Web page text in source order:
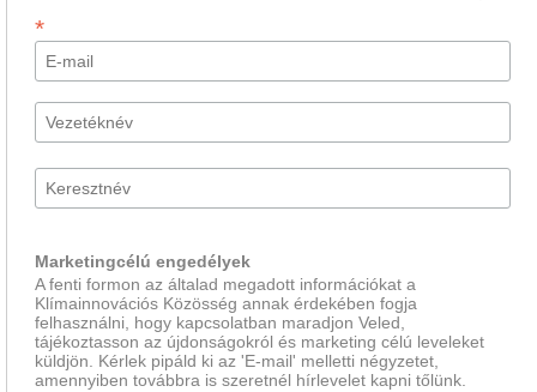
*
Marketingcélú engedélyek
A fenti formon az általad megadott információkat a
Klímainnovációs Közösség annak érdekében fogja
felhasználni, hogy kapcsolatban maradjon Veled,
tájékoztasson az újdonságokról és marketing célú leveleket
küldjön. Kérlek pipáld ki az 'E-mail' melletti négyzetet,
amennyiben továbbra is szeretnél hírlevelet kapni tőlünk.